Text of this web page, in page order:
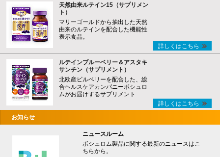
天然由来ルテイン15（サプリメン
ト）
マリーゴールドから抽出した天然
由来のルテインを配合した機能性
表示食品。
詳しくはこちら
ルテインブルーベリー＆アスタキ
サンチン（サプリメント）
北欧産ビルベリーを配合した、総
合ヘルスケアカンパニーボシュロ
ムがお届けするサプリメント
詳しくはこちら
お知らせ
ニュースルーム
ボシュロム製品に関する最新のニュースはこ
ちらから。